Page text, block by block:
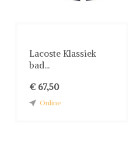
Lacoste Klassiek
bad...
€ 67,50
Online